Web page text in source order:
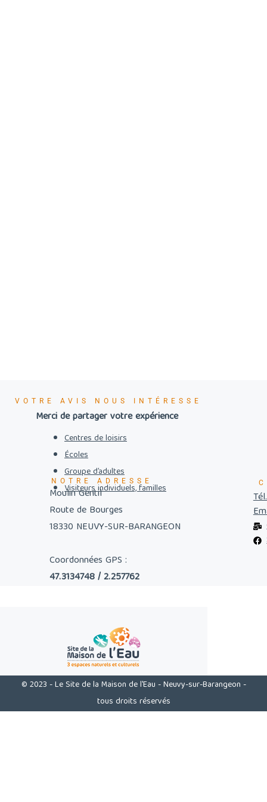
VOTRE AVIS NOUS INTÉRESSE
Merci de partager votre expérience
Centres de loisirs
Écoles
Groupe d’adultes
Visiteurs individuels, familles
NOTRE ADRESSE
Moulin Gentil
Route de Bourges
18330 NEUVY-SUR-BARANGEON
Coordonnées GPS :
47.3134748 / 2.257762
© 2023 - Le Site de la Maison de l'Eau - Neuvy-sur-Barangeon -
tous droits réservés